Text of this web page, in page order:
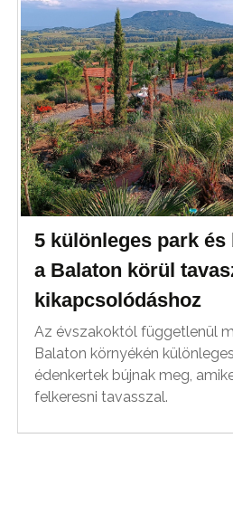
5 különleges park
a Balaton körül
kikapcsolódáshoz
Az évszakoktól függetlenül
Balaton környékén
édenkertek bújnak meg,
felkeresni tavasszal.